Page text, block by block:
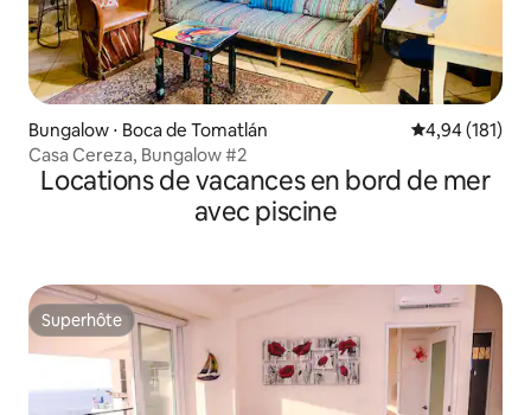
Bungalow ⋅ Boca de Tomatlán Évaluation
4,94 (181)
Casa Cereza, Bungalow #2
Locations de vacances en bord de mer
avec piscine
Superhôte
Superhôte